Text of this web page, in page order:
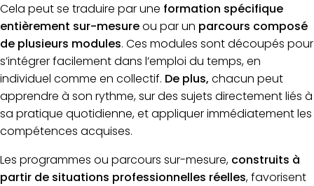
Cela peut se traduire par une formation spécifique
entièrement sur-mesureou par un parcours composé
de plusieurs modules. Ces modules sont découpés pour
s’intégrer facilement dans l’emploi du temps, en
individuel comme en collectif. De plus, chacun peut
apprendre à son rythme, sur des sujets directement liés à
sa pratique quotidienne, et appliquer immédiatement les
compétences acquises.
Les programmes ou parcours sur-mesure, construits à
partir de situations professionnelles réelles, favorisent